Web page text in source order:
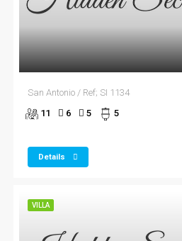
San Antonio / Ref; SI 1134
11
6 5 5
Details
VILLA